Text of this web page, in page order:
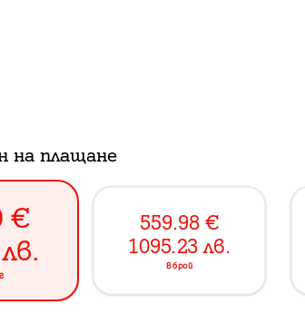
на плащане
€
лв.
559.98 €
1095.23 лв.
в брой